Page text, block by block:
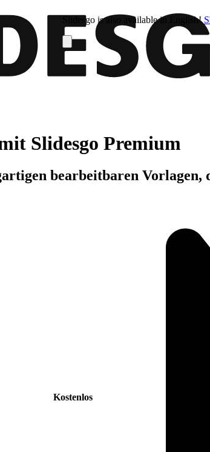
Slidesgo is also available in English!
Slidesgo Premium
bearbeitbaren
Kostenlos